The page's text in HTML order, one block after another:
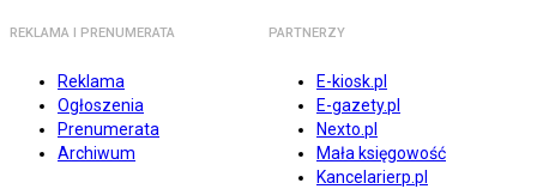
REKLAMA I PRENUMERATA
Reklama
Ogłoszenia
Prenumerata
Archiwum
PARTNERZY
E-kiosk.pl
E-gazety.pl
Nexto.pl
Mała księgowość
Kancelarierp.pl